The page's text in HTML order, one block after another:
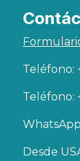
Teléfono:
Teléfono:
Desde